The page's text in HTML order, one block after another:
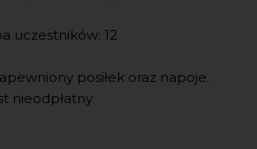
uczestników: 12
posiłek oraz napoje.
nieodpłatny